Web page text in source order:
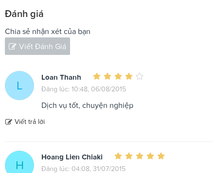
Đánh giá
Chia sẻ nhận xét của bạn
Viết Đánh Giá
L
Loan Thanh
Đăng lúc: 10:48, 06/08/2015
Dịch vụ tốt, chuyện nghiệp
Viết trả lời
H
Hoang Lien Chiaki
Đăng lúc: 04:08, 31/07/2015